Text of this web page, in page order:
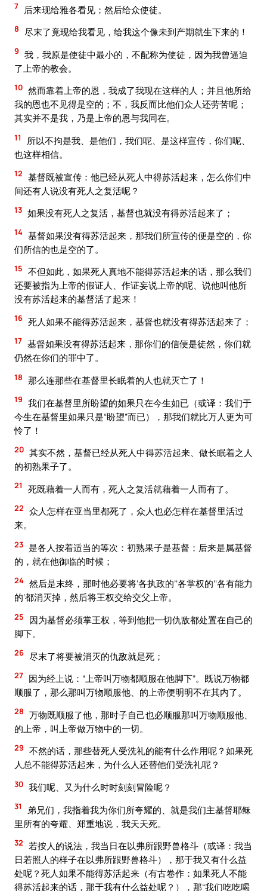
7 后来现给雅各看见；然后给众使徒。
8 尽末了竟现给我看见，给我这个像未到产期就生下来的！
9 我，我原是使徒中最小的，不配称为使徒，因为我曾逼迫
了上帝的教会。
10 然而靠着上帝的恩，我成了我现在这样的人；并且他所给
我的恩也不见得是空的；不，我反而比他们众人还劳苦呢；
其实并不是我，乃是上帝的恩与我同在。
11
所以不拘是我、是他们，我们呢、是这样宣传，你们呢、
也这样相信。
12 基督既被宣传：他已经从死人中得苏活起来，怎么你们中
间还有人说没有死人之复活呢？
13 如果没有死人之复活，基督也就没有得苏活起来了；
14 基督如果没有得苏活起来，那我们所宣传的便是空的，你
们所信的也是空的了。
15 不但如此，如果死人真地不能得苏活起来的话，那么我们
还要被指为上帝的假证人、作证妄说上帝的呢、说他叫他所
没有苏活起来的基督活了起来！
16 死人如果不能得苏活起来，基督也就没有得苏活起来了；
17 基督如果没有得苏活起来，那你们的信便是徒然，你们就
仍然在你们的罪中了。
18 那么连那些在基督里长眠着的人也就灭亡了！
19 我们在基督里所盼望的如果只在今生如已（或译：我们于
今生在基督里如果只是“盼望”而已），那我们就比万人更为可
怜了！
20 其实不然，基督已经从死人中得苏活起来、做长眠着之人
的初熟果子了。
21 死既藉着一人而有，死人之复活就藉着一人而有了。
22 众人怎样在亚当里都死了，众人也必怎样在基督里活过
来。
23 是各人按着适当的等次：初熟果子是基督；后来是属基督
的，就在他御临的时候；
24 然后是末终，那时他必要将‘各执政的’‘各掌权的’‘各有能力
的’都消灭掉，然后将王权交给交父上帝。
25
因为基督必须掌王权，等到他把一切仇敌都处置在自己的
脚下。
26 尽末了将要被消灭的仇敌就是死；
27 因为经上说：“上帝叫万物都顺服在他脚下”。既说万物都
顺服了，那么那叫万物顺服他、的上帝便明明不在其内了。
28 万物既顺服了他，那时子自己也必顺服那叫万物顺服他、
的上帝，叫上帝做万物中的一切。
29 不然的话，那些替死人受洗礼的能有什么作用呢？如果死
人总不能得苏活起来，为什么人还替他们受洗礼呢？
30 我们呢、又为什么时时刻刻冒险呢？
31
弟兄们，我指着我为你们所夸耀的、就是我们主基督耶稣
里所有的夸耀、郑重地说，我天天死。
32 若按人的说法，我当日在以弗所跟野兽格斗（或译：我当
日若照人的样子在以弗所跟野兽格斗），那于我又有什么益
处呢？死人如果不能得苏活起来（有古卷作：如果死人不能
得苏活起来的话，那于我有什么益处呢？），那“我们吃吃喝